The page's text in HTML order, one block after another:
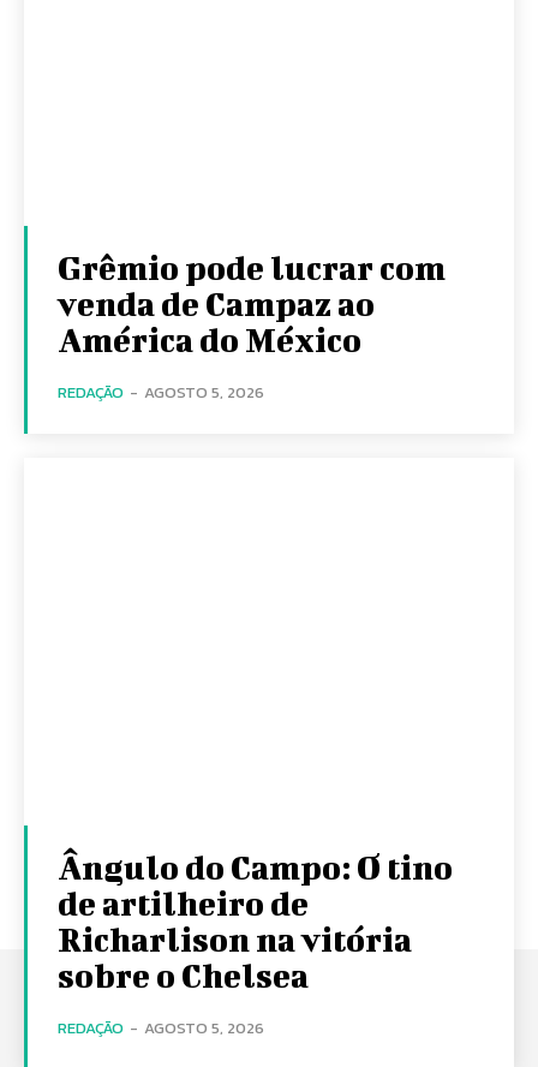
Grêmio pode lucrar com
venda de Campaz ao
América do México
REDAÇÃO - AGOSTO 5, 2026
Ângulo do Campo: O tino
de artilheiro de
Richarlison na vitória
sobre o Chelsea
REDAÇÃO - AGOSTO 5, 2026